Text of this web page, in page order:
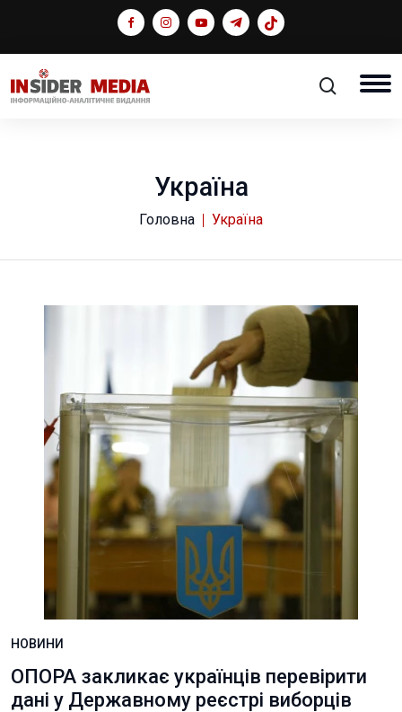
Україна
Головна Україна
НОВИНИ
ОПОРА закликає українців перевірити
дані у Державному реєстрі виборців